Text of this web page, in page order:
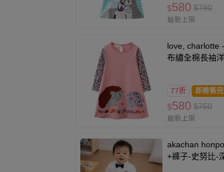
$580 $790
最新上架
love, charlotte
布繡全棉長袖
77折 即將售完
$580 $750
最新上架
akachan
+褲子-史努比-